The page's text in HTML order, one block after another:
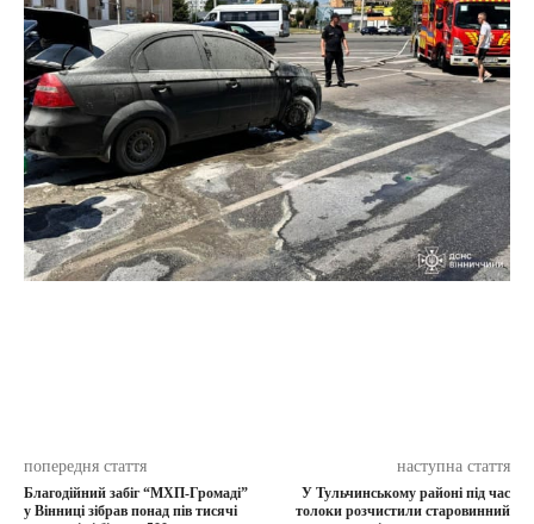
попередня стаття
Благодійний забіг “МХП-Громаді”
у Вінниці зібрав понад пів тисячі
наступна стаття
У Тульчинському районі під час
толоки розчистили старовинний